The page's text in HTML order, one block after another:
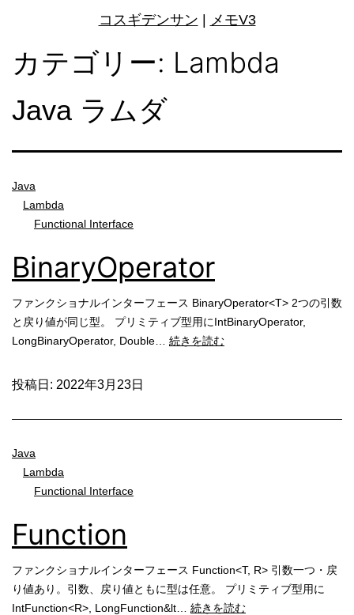
コスギデンサン メモV3
カテゴリー: Lambda
Java ラムダ
Java
Lambda
Functional Interface
BinaryOperator
ファンクショナルインターフェース BinaryOperator<T> 2つの引数
と戻り値が同じ型。 プリミティブ型用にIntBinaryOperator,
LongBinaryOperator, Double… 続きを読むBinaryOperator
投稿日: 2022年3月23日
Java
Lambda
Functional Interface
Function
ファンクショナルインターフェース Function<T, R> 引数一つ・戻
り値あり。引数、戻り値ともに型は任意。 プリミティブ型用に
IntFunction<R>, LongFunction&lt… 続きを読むFunction